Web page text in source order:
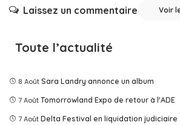
Laissez un commentaire Voir
Toute l’actualité
8 Août Sara Landry annonce un album
7 Août Tomorrowland Expo de retour à l'ADE
7 Août Delta Festival en liquidation judiciaire